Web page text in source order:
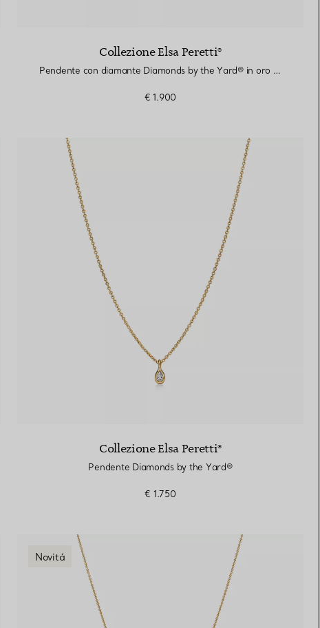
Collezione Elsa Peretti®
Pendente con diamante Diamonds by the Yard® in oro giallo
€ 1.900
Collezione Elsa Peretti®
Pendente Diamonds by the Yard®
€ 1.750
Novitá